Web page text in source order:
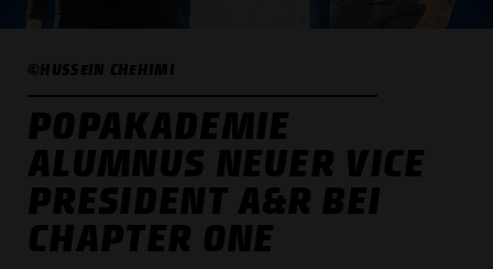
©HUSSEIN CHEHIMI
POPAKADEMIE
ALUMNUS NEUER VICE
PRESIDENT A&R BEI
CHAPTER ONE